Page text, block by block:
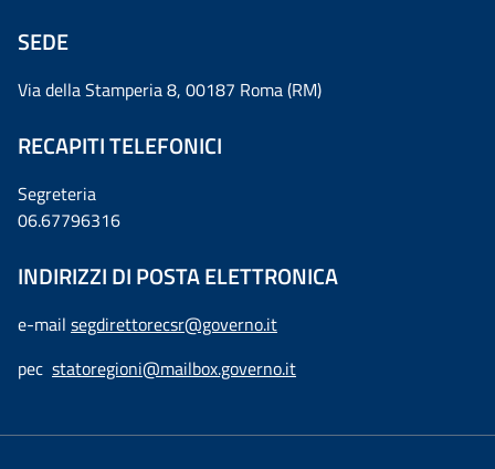
SEDE
Via della Stamperia 8, 00187 Roma (RM)
RECAPITI TELEFONICI
Segreteria
06.67796316
INDIRIZZI DI POSTA ELETTRONICA
e-mail segdirettorecsr@governo.it
pec statoregioni@mailbox.governo.it